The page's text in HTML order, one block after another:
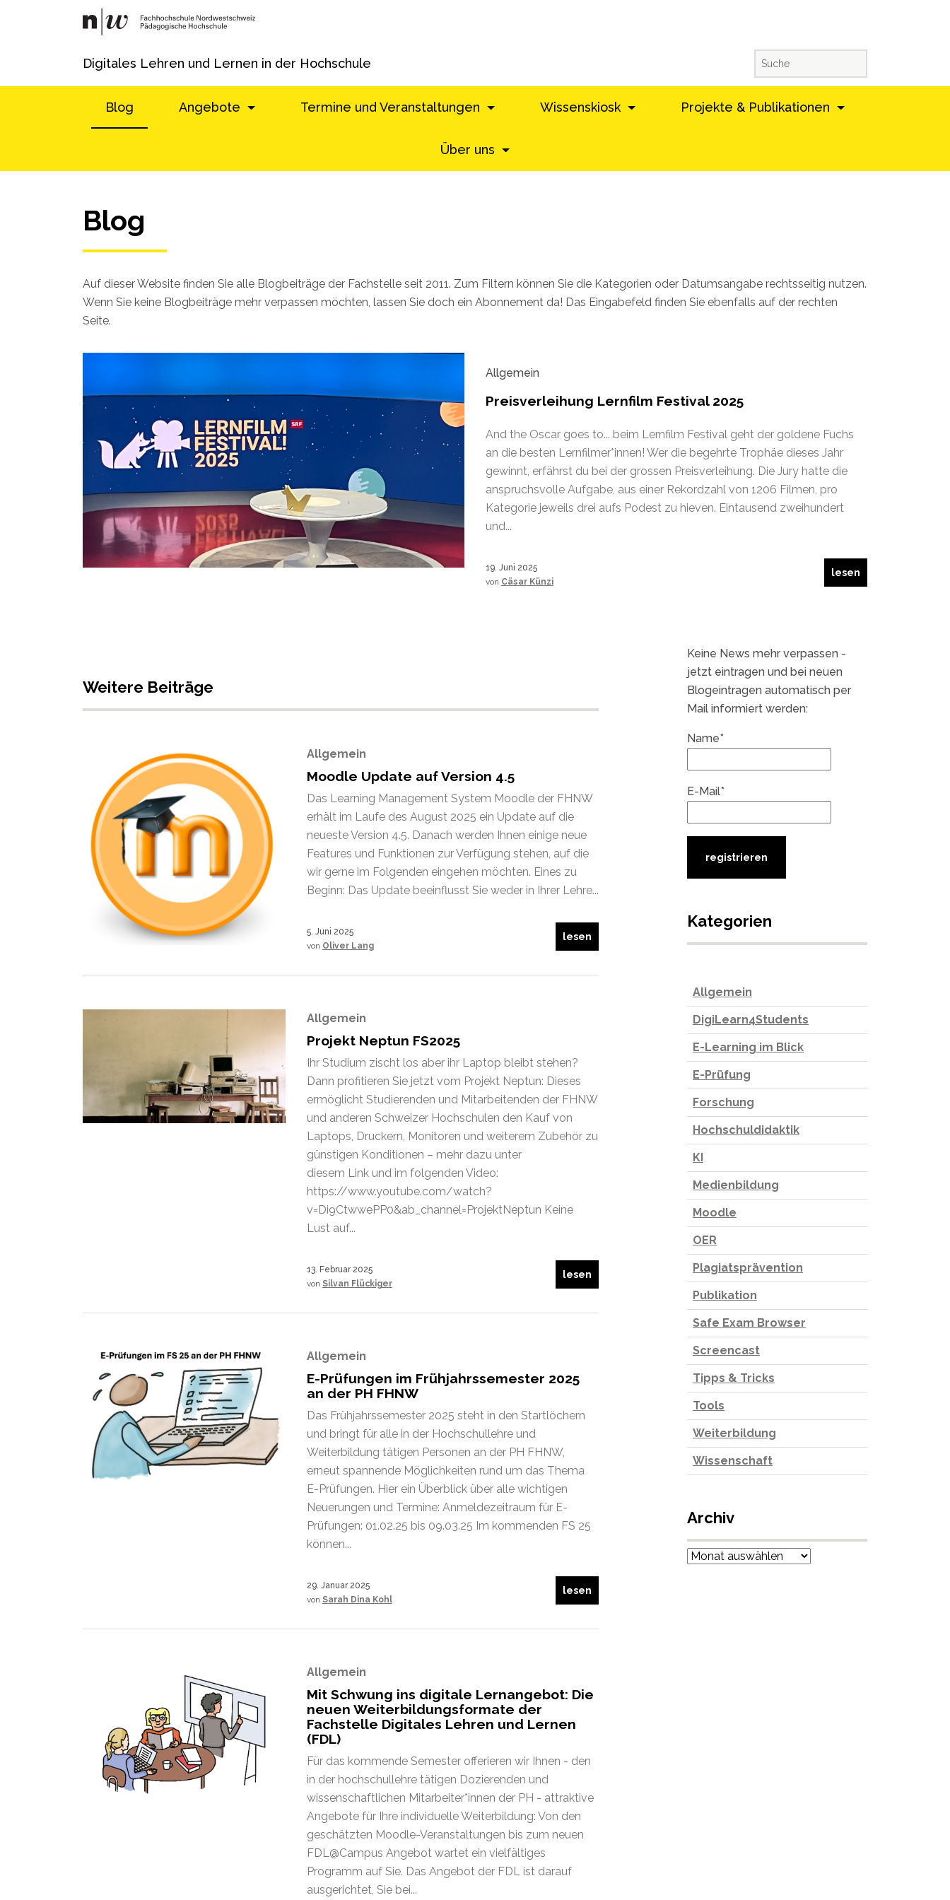
Digitales Lehren und Lernen in der Hochschule
Blog Angebote Termine und Veranstaltungen Wissenskiosk Projekte & Publikationen
Über uns
Blog
Auf dieser Website finden Sie alle Blogbeiträge der Fachstelle seit 2011. Zum Filtern können Sie die Kategorien oder Datumsangabe rechtsseitig nutzen.
Wenn Sie keine Blogbeiträge mehr verpassen möchten, lassen Sie doch ein Abonnement da! Das Eingabefeld finden Sie ebenfalls auf der rechten
Seite.
Allgemein
Preisverleihung Lernfilm Festival 2025
And the Oscar goes to... beim Lernfilm Festival geht der goldene Fuchs
an die besten Lernfilmer*innen! Wer die begehrte Trophäe dieses Jahr
gewinnt, erfährst du bei der grossen Preisverleihung. Die Jury hatte die
anspruchsvolle Aufgabe, aus einer Rekordzahl von 1206 Filmen, pro
Kategorie jeweils drei aufs Podest zu hieven. Eintausend zweihundert
und...
19. Juni 2025
von Cäsar Künzi
lesen
Weitere Beiträge
Allgemein
Moodle Update auf Version 4.5
Das Learning Management System Moodle der FHNW
erhält im Laufe des August 2025 ein Update auf die
neueste Version 4.5. Danach werden Ihnen einige neue
Features und Funktionen zur Verfügung stehen, auf die
wir gerne im Folgenden eingehen möchten. Eines zu
Beginn: Das Update beeinflusst Sie weder in Ihrer Lehre...
5. Juni 2025
von Oliver Lang
lesen
Allgemein
Projekt Neptun FS2025
Ihr Studium zischt los aber ihr Laptop bleibt stehen?
Dann profitieren Sie jetzt vom Projekt Neptun: Dieses
ermöglicht Studierenden und Mitarbeitenden der FHNW
und anderen Schweizer Hochschulen den Kauf von
Laptops, Druckern, Monitoren und weiterem Zubehör zu
günstigen Konditionen – mehr dazu unter
diesem Link und im folgenden Video:
https://www.youtube.com/watch?
v=Di9CtwwePP0&ab_channel=ProjektNeptun Keine
Lust auf...
13. Februar 2025
von Silvan Flückiger
lesen
Allgemein
E-Prüfungen im Frühjahrssemester 2025
an der PH FHNW
Das Frühjahrssemester 2025 steht in den Startlöchern
und bringt für alle in der Hochschullehre und
Weiterbildung tätigen Personen an der PH FHNW,
erneut spannende Möglichkeiten rund um das Thema
E-Prüfungen. Hier ein Überblick über alle wichtigen
Neuerungen und Termine: Anmeldezeitraum für E-
Prüfungen: 01.02.25 bis 09.03.25 Im kommenden FS 25
können...
29. Januar 2025
von Sarah Dina Kohl
lesen
Allgemein
Mit Schwung ins digitale Lernangebot: Die
neuen Weiterbildungsformate der
Fachstelle Digitales Lehren und Lernen
(FDL)
Für das kommende Semester offerieren wir Ihnen - den
in der hochschullehre tätigen Dozierenden und
wissenschaftlichen Mitarbeiter*innen der PH - attraktive
Angebote für Ihre individuelle Weiterbildung: Von den
geschätzten Moodle-Veranstaltungen bis zum neuen
FDL@Campus Angebot wartet ein vielfältiges
Programm auf Sie. Das Angebot der FDL ist darauf
ausgerichtet, Sie bei...
Keine News mehr verpassen -
jetzt eintragen und bei neuen
Blogeintragen automatisch per
Mail informiert werden:
Name*
E-Mail*
Kategorien
Allgemein
DigiLearn4Students
E-Learning im Blick
E-Prüfung
Forschung
Hochschuldidaktik
KI
Medienbildung
Moodle
OER
Plagiatsprävention
Publikation
Safe Exam Browser
Screencast
Tipps & Tricks
Tools
Weiterbildung
Wissenschaft
Archiv
Archiv